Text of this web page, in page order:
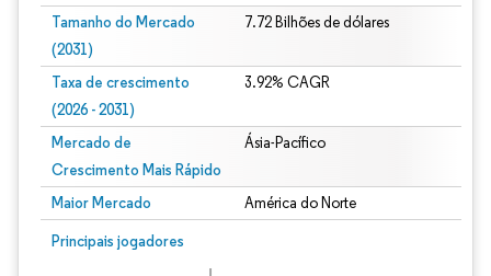
Tamanho do Mercado
(2031)
7.72 Bilhões de dólares
Taxa de crescimento
(2026 - 2031)
3.92% CAGR
Mercado de
Crescimento Mais Rápido
Ásia-Pacífico
Maior Mercado América do Norte
Principais jogadores
Imagem © Mordor Intelligence. O reuso requer atribuição conforme CC BY 4.0.